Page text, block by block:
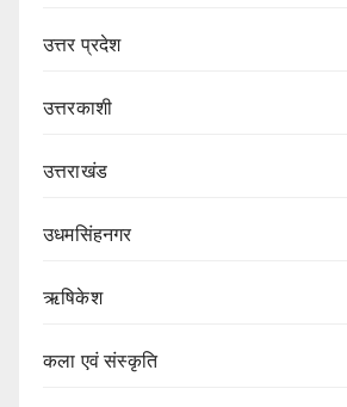
उत्तर प्रदेश
उत्तरकाशी
उत्तराखंड
उधमसिंहनगर
ऋषिकेश
कला एवं संस्कृति